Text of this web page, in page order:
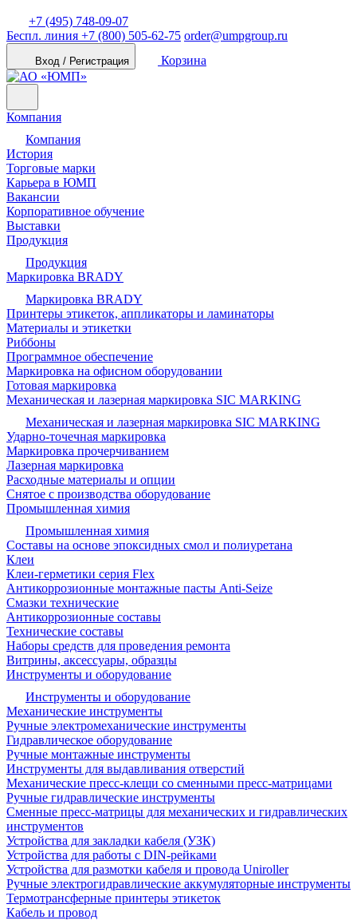
+7 (495) 748-09-07
Беспл. линия +7 (800) 505-62-75 order@umpgroup.ru
Вход / Регистрация Корзина
Компания
Компания
История
Торговые марки
Карьера в ЮМП
Вакансии
Корпоративное обучение
Выставки
Продукция
Продукция
Маркировка BRADY
Маркировка BRADY
Принтеры этикеток, аппликаторы и ламинаторы
Материалы и этикетки
Риббоны
Программное обеспечение
Маркировка на офисном оборудовании
Готовая маркировка
Механическая и лазерная маркировка SIC MARKING
Механическая и лазерная маркировка SIC MARKING
Ударно-точечная маркировка
Маркировка прочерчиванием
Лазерная маркировка
Расходные материалы и опции
Снятое с производства оборудование
Промышленная химия
Промышленная химия
Составы на основе эпоксидных смол и полиуретана
Клеи
Клеи-герметики серия Flex
Антикоррозионные монтажные пасты Anti-Seize
Смазки технические
Антикоррозионные составы
Технические составы
Наборы средств для проведения ремонта
Витрины, аксессуары, образцы
Инструменты и оборудование
Инструменты и оборудование
Механические инструменты
Ручные электромеханические инструменты
Гидравлическое оборудование
Ручные монтажные инструменты
Инструменты для выдавливания отверстий
Механические пресс-клещи со сменными пресс-матрицами
Ручные гидравлические инструменты
Сменные пресс-матрицы для механических и гидравлических
инструментов
Устройства для закладки кабеля (УЗК)
Устройства для работы с DIN-рейками
Устройства для размотки кабеля и провода Uniroller
Ручные электрогидравлические аккумуляторные инструменты
Термотрансферные принтеры этикеток
Кабель и провод